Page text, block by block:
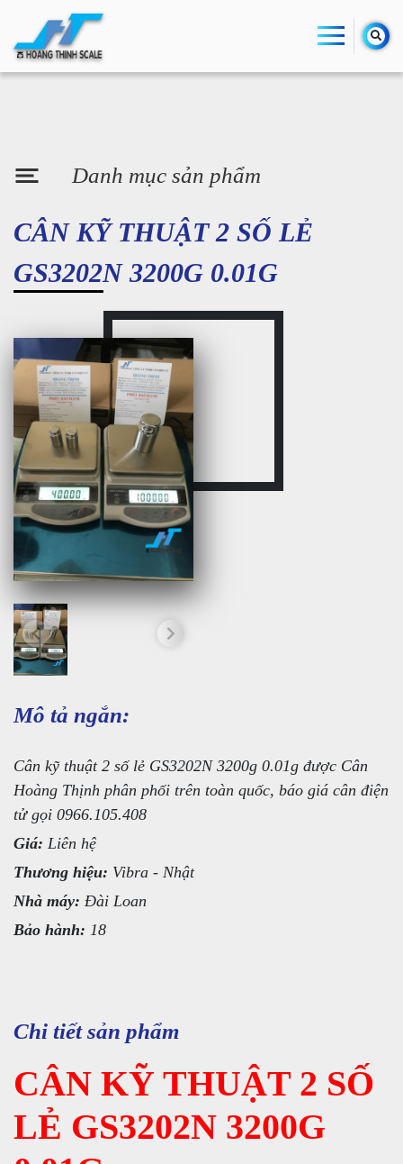
Danh mục sản phẩm
CÂN KỸ THUẬT 2 SỐ LẺ
GS3202N 3200G 0.01G
Mô tả ngắn:
Cân kỹ thuật 2 số lẻ GS3202N 3200g 0.01g được Cân
Hoàng Thịnh phân phối trên toàn quốc, báo giá cân điện
tử gọi 0966.105.408
Giá: Liên hệ
Thương hiệu: Vibra - Nhật
Nhà máy: Đài Loan
Bảo hành: 18
Chi tiết sản phẩm
CÂN KỸ THUẬT 2 SỐ
LẺ GS3202N 3200G